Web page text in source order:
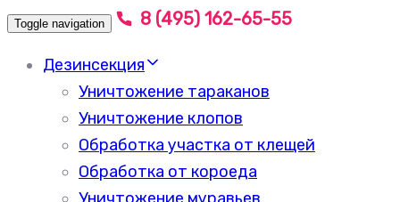
Toggle navigation 8 (495) 162-65-55
Дезинсекция
Уничтожение тараканов
Уничтожение клопов
Обработка участка от клещей
Обработка от короеда